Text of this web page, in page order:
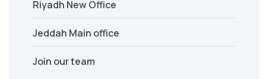
Riyadh New Office
Jeddah Main office
Join our team